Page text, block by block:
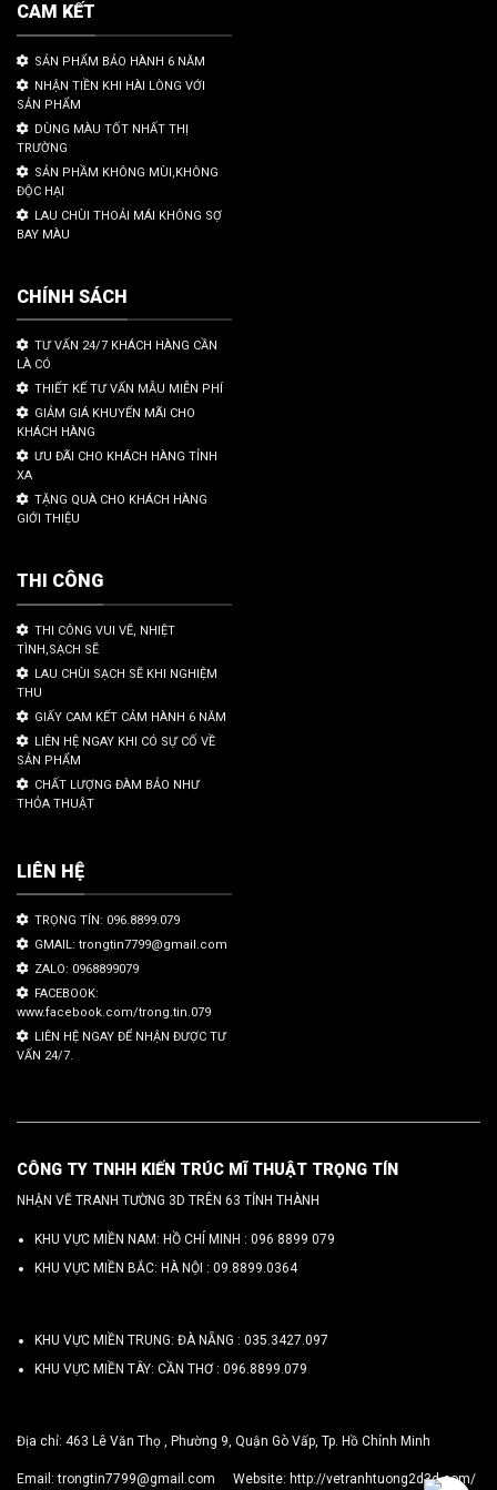
CAM KẾT
SẢN PHẨM BẢO HÀNH 6 NĂM
NHẬN TIỀN KHI HÀI LÒNG VỚI
SẢN PHẨM
DÙNG MÀU TỐT NHẤT THỊ
TRƯỜNG
SẢN PHẦM KHÔNG MÙI,KHÔNG
ĐỘC HẠI
LAU CHÙI THOẢI MÁI KHÔNG SỢ
BAY MÀU
CHÍNH SÁCH
TƯ VẤN 24/7 KHÁCH HÀNG CẦN
LÀ CÓ
THIẾT KẾ TƯ VẤN MẪU MIỄN PHÍ
GIẢM GIÁ KHUYẾN MÃI CHO
KHÁCH HÀNG
ƯU ĐÃI CHO KHÁCH HÀNG TỈNH
XA
TẶNG QUÀ CHO KHÁCH HÀNG
GIỚI THIỆU
THI CÔNG
THI CÔNG VUI VẼ, NHIỆT
TÌNH,SẠCH SẼ
LAU CHÙI SẠCH SẼ KHI NGHIỆM
THU
GIẤY CAM KẾT CẢM HÀNH 6 NĂM
LIÊN HỆ NGAY KHI CÓ SỰ CỐ VỀ
SẢN PHẨM
CHẤT LƯỢNG ĐÀM BẢO NHƯ
THỎA THUẬT
LIÊN HỆ
TRỌNG TÍN: 096.8899.079
GMAIL: trongtin7799@gmail.com
ZALO: 0968899079
FACEBOOK:
www.facebook.com/trong.tin.079
LIÊN HỆ NGAY ĐỂ NHẬN ĐƯỢC TƯ
VẤN 24/7.
CÔNG TY TNHH KIẾN TRÚC MĨ THUẬT TRỌNG TÍN
NHẬN VẼ TRANH TƯỜNG 3D TRÊN 63 TỈNH THÀNH
KHU VỰC MIỀN NAM: HỒ CHÍ MINH : 096 8899 079
KHU VỰC MIỀN BẮC: HÀ NỘI : 09.8899.0364
KHU VỰC MIỀN TRUNG: ĐÀ NẴNG : 035.3427.097
KHU VỰC MIỀN TÂY: CẦN THƠ : 096.8899.079
Địa chỉ: 463 Lê Văn Thọ , Phường 9, Quận Gò Vấp, Tp. Hồ Chính Minh
Email:trongtin7799@gmail.com Website: http://vetranhtuong2d3d.com/